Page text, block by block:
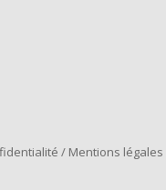
/ Mentions légales